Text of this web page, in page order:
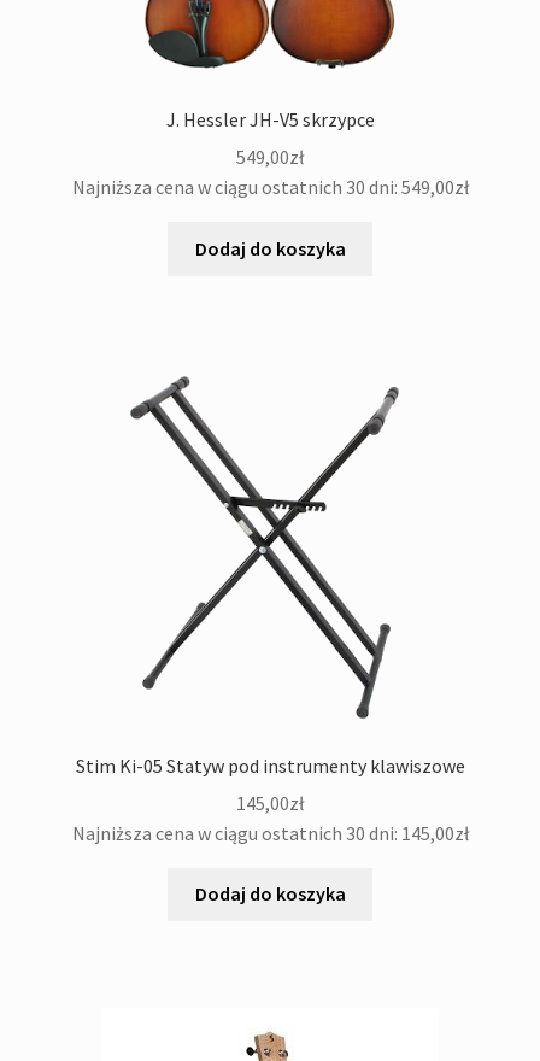
J. Hessler JH-V5 skrzypce
549,00zł
Najniższa cena w ciągu ostatnich 30 dni: 549,00zł
Dodaj do koszyka
Stim Ki-05 Statyw pod instrumenty klawiszowe
145,00zł
Najniższa cena w ciągu ostatnich 30 dni: 145,00zł
Dodaj do koszyka